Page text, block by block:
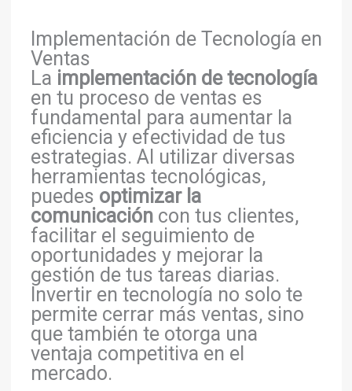
Implementación de Tecnología en
Ventas
La implementación de tecnología
en tu proceso de ventas es
fundamental para aumentar la
eficiencia y efectividad de tus
estrategias. Al utilizar diversas
herramientas tecnológicas,
puedes optimizar la
comunicacióncon tus clientes,
facilitar el seguimiento de
oportunidades y mejorar la
gestión de tus tareas diarias.
Invertir en tecnología no solo te
permite cerrar más ventas, sino
que también te otorga una
ventaja competitiva en el
mercado.